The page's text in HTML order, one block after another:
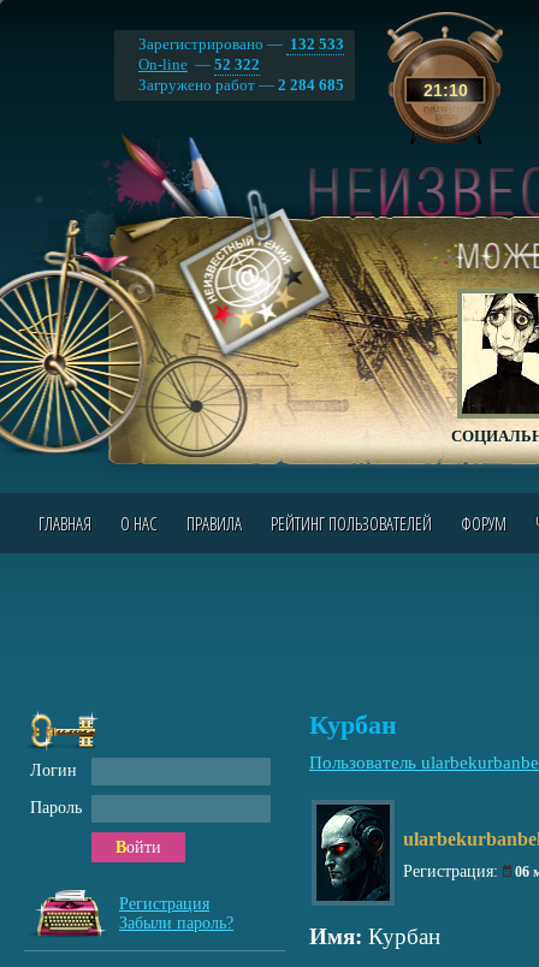
21:10
Зарегистрировано — 132 533
On-line — 52 322
Загружено работ — 2 284 685
ГЛАВНАЯ О НАС ПРАВИЛА РЕЙТИНГ ПОЛЬЗОВАТЕЛЕЙ ФОРУМ
Курбан
Пользователь
Регистрация: 06
Имя: Курбан
Логин
Пароль
Войти
Регистрация
Забыли пароль?